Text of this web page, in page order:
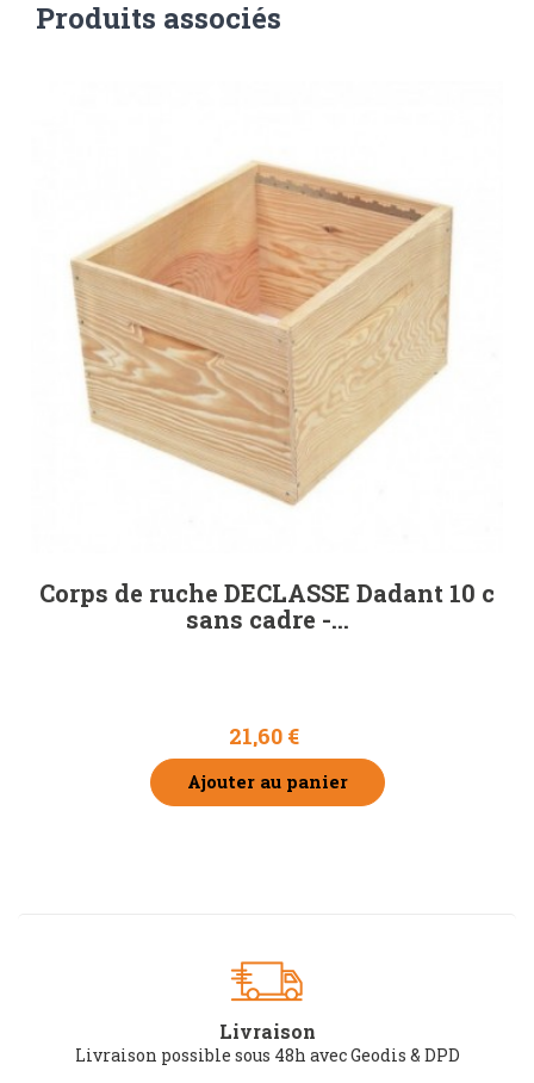
Produits associés
Corps de ruche DECLASSE Dadant 10 c
sans cadre -...
21,60 €
Ajouter au panier
Livraison
Livraison possible sous 48h avec Geodis & DPD